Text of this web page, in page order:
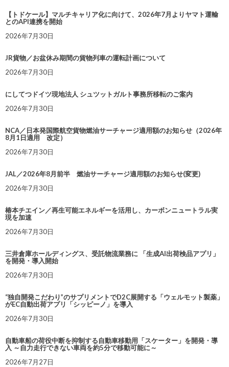
【トドケール】マルチキャリア化に向けて、2026年7月よりヤマト運輸
とのAPI連携を開始
2026年7月30日
JR貨物／お盆休み期間の貨物列車の運転計画について
2026年7月30日
にしてつドイツ現地法人 シュツットガルト事務所移転のご案内
2026年7月30日
NCA／日本発国際航空貨物燃油サーチャージ適用額のお知らせ（2026年
8月1日適用 改定）
2026年7月30日
JAL／2026年8月前半 燃油サーチャージ適用額のお知らせ(変更)
2026年7月30日
椿本チエイン／再生可能エネルギーを活用し、カーボンニュートラル実
現を加速
2026年7月30日
三井倉庫ホールディングス、受託物流業務に 「生成AI出荷検品アプリ」
を開発・導入開始
2026年7月30日
“独自開発こだわり”のサプリメントでD2C展開する「ウェルモット製薬」
がEC自動出荷アプリ「シッピーノ」を導入
2026年7月30日
自動車船の荷役中断を抑制する自動車移動用「スケーター」を開発・導
入 ～自力走行できない車両を約5分で移動可能に～
2026年7月27日